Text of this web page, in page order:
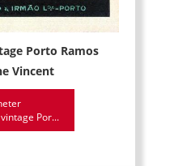
Porto Ramos
Vincent
Por...